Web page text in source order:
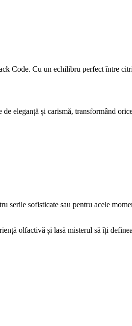
Code. Cu un echilibru perfect între
eleganță și carismă, transformând
serile sofisticate sau pentru acele
olfactivă și lasă misterul să îți